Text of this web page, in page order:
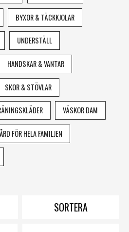
BYXOR & TÄCKKJOLAR
UNDERSTÄLL
HANDSKAR & VANTAR
SKOR & STÖVLAR
VÄSKOR DAM
FÖR HELA FAMILJEN
SORTERA